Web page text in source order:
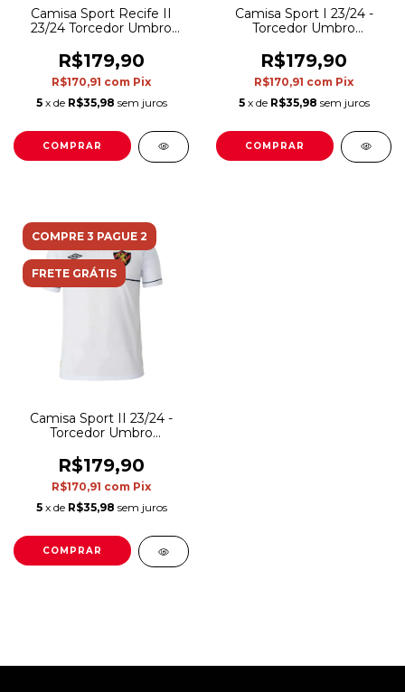
Camisa Sport Recife II
23/24 Torcedor Umbro
detalhes em vermelho
R$179,90
R$170,91 com Pix
5 x de R$35,98 sem juros
COMPRAR
Camisa Sport I 23/24 -
Torcedor Umbro
Preto
R$179,90
R$170,91 com Pix
5 x de R$35,98 sem juros
COMPRAR
COMPRE 3 PAGUE 2
FRETE GRÁTIS
Camisa Sport II 23/24 -
Torcedor Umbro
R$179,90
R$170,91 com Pix
5 x de R$35,98 sem juros
COMPRAR